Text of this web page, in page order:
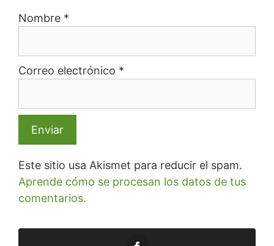
Nombre *
Correo electrónico *
Este sitio usa Akismet para reducir el spam.
Aprende cómo se procesan los datos de tus
comentarios.